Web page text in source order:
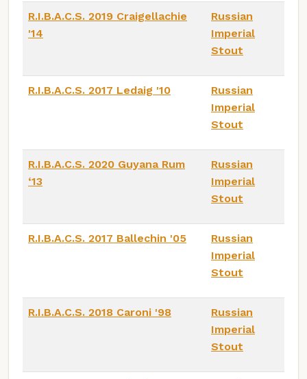
R.I.B.A.C.S. 2019 Craigellachie
'14
Russian
Imperial
Stout
R.I.B.A.C.S. 2017 Ledaig '10
Russian
Imperial
Stout
R.I.B.A.C.S. 2020 Guyana Rum
‘13
Russian
Imperial
Stout
R.I.B.A.C.S. 2017 Ballechin '05
Russian
Imperial
Stout
R.I.B.A.C.S. 2018 Caroni '98
Russian
Imperial
Stout